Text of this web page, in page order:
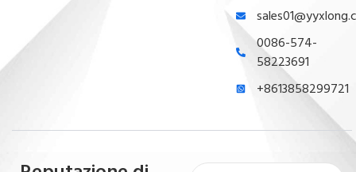
0086-574-
58223691
+8613858299721